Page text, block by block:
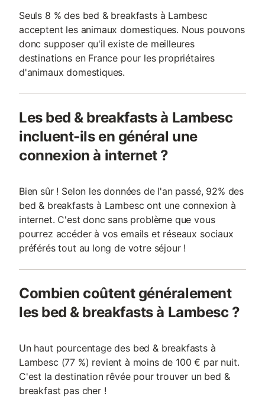
Seuls 8 % des bed & breakfasts à Lambesc
acceptent les animaux domestiques. Nous pouvons
donc supposer qu'il existe de meilleures
destinations en France pour les propriétaires
d'animaux domestiques.
Les bed & breakfasts à Lambesc
incluent-ils en général une
connexion à internet ?
Bien sûr ! Selon les données de l'an passé, 92% des
bed & breakfasts à Lambesc ont une connexion à
internet. C'est donc sans problème que vous
pourrez accéder à vos emails et réseaux sociaux
préférés tout au long de votre séjour !
Combien coûtent généralement
les bed & breakfasts à Lambesc ?
Un haut pourcentage des bed & breakfasts à
Lambesc (77 %) revient à moins de 100 € par nuit.
C'est la destination rêvée pour trouver un bed &
breakfast pas cher !